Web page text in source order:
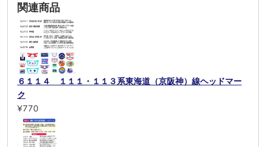
関連商品
６１１４ １１１・１１３系東海道（京阪神）線ヘッドマー
ク
¥770